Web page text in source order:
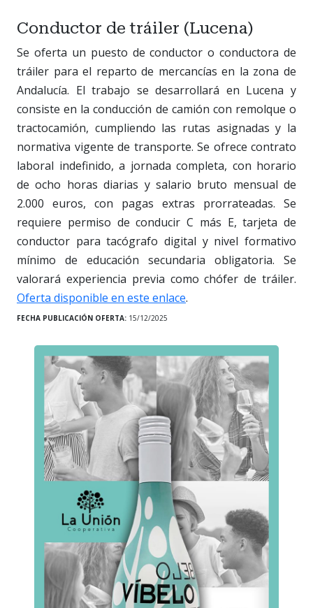
Conductor de tráiler (Lucena)
Se oferta un puesto de conductor o conductora de
tráiler para el reparto de mercancías en la zona de
Andalucía. El trabajo se desarrollará en Lucena y
consiste en la conducción de camión con remolque o
tractocamión, cumpliendo las rutas asignadas y la
normativa vigente de transporte. Se ofrece contrato
laboral indefinido, a jornada completa, con horario
de ocho horas diarias y salario bruto mensual de
2.000 euros, con pagas extras prorrateadas. Se
requiere permiso de conducir C más E, tarjeta de
conductor para tacógrafo digital y nivel formativo
mínimo de educación secundaria obligatoria. Se
valorará experiencia previa como chófer de tráiler.
Oferta disponible en este enlace.
FECHA PUBLICACIÓN OFERTA: 15/12/2025